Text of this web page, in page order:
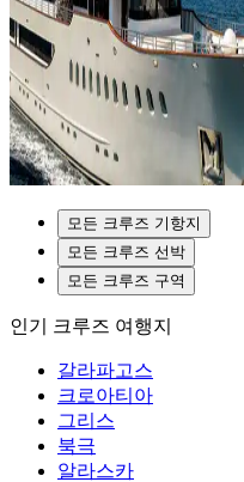
모든 크루즈 기항지
모든 크루즈 선박
모든 크루즈 구역
인기 크루즈 여행지
갈라파고스
크로아티아
그리스
북극
알라스카